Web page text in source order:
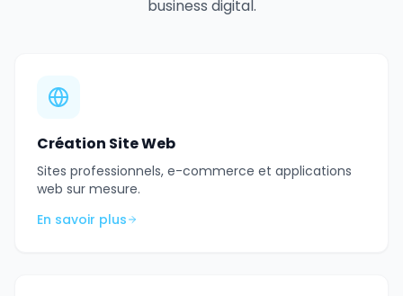
business digital.
Création Site Web
Sites professionnels, e-commerce et applications
web sur mesure.
En savoir plus